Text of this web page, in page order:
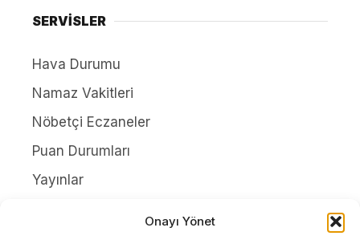
Onayı Yönet
SERVİSLER
Hava Durumu
Namaz Vakitleri
Nöbetçi Eczaneler
Puan Durumları
Yayınlar